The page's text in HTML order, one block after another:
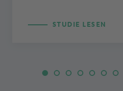
STUDIE LESEN